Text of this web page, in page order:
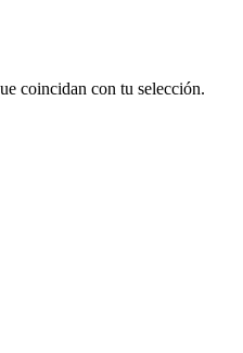
coincidan con tu selección.